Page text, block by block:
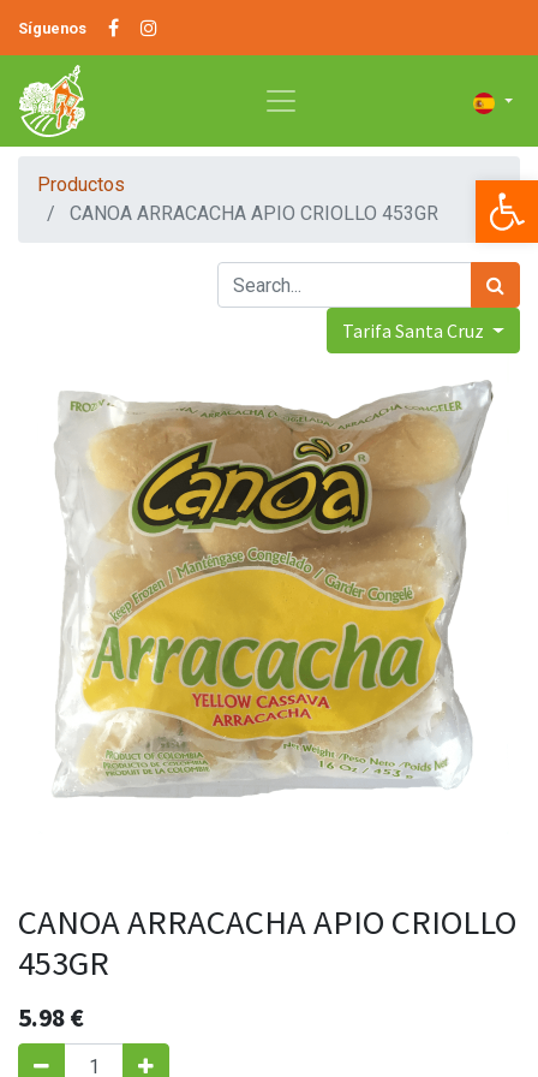
Síguenos
Productos
CANOA ARRACACHA APIO CRIOLLO 453GR
Tarifa Santa Cruz
CANOA ARRACACHA APIO CRIOLLO
453GR
5.98€